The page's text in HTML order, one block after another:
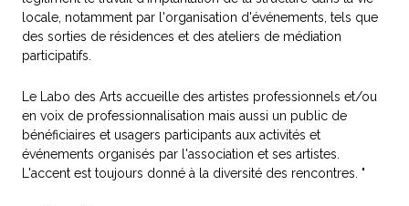
locale, notamment par l'organisation d'événements, tels que
des sorties de résidences et des ateliers de médiation
participatifs.
Le Labo des Arts accueille des artistes professionnels et/ou
en voix de professionnalisation mais aussi un public de
bénéficiaires et usagers participants aux activités et
événements organisés par l'association et ses artistes.
L'accent est toujours donné à la diversité des rencontres. "